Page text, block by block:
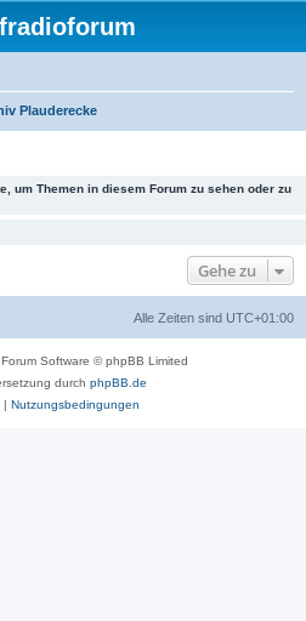
Plauderecke
um Themen in diesem Forum zu sehen oder zu
Gehe zu
Alle Zeiten sind UTC+01:00
Software © phpBB Limited
durch phpBB.de
| Nutzungsbedingungen